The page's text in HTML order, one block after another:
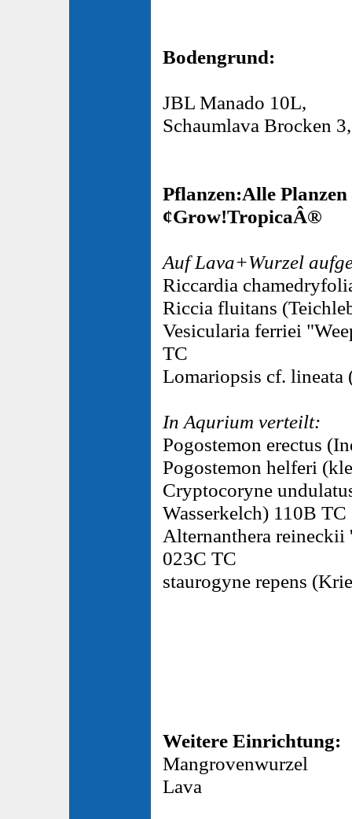
Bodengrund:
JBL Manado 10L,
Schaumlava Brocken
Pflanzen:Alle
¢Grow!TropicaÂ®
Auf Lava+Wurzel
Riccardia
Riccia fluitans
Vesicularia ferriei
TC
Lomariopsis cf. lineata
In Aqurium verteilt:
Pogostemon erectus
Pogostemon helferi
Cryptocoryne
Wasserkelch) 110B TC
Alternanthera
023C TC
staurogyne repens
Weitere Einrichtung:
Mangrovenwurzel
Lava